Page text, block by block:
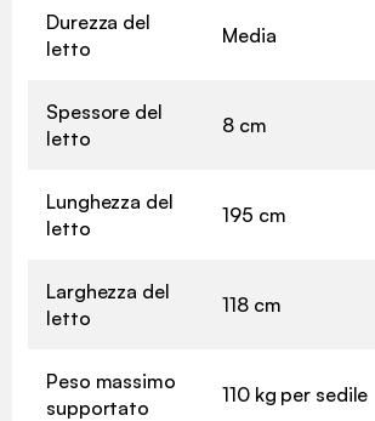
Durezza del
letto
Media
Spessore del
letto
8 cm
Lunghezza del
letto
195 cm
Larghezza del
letto
118 cm
Peso massimo
supportato
110 kg per sedile